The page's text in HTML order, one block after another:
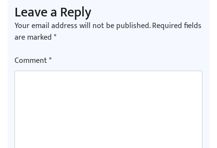
Leave a Reply
Your email address will not be published.Required fields
are marked*
Comment*